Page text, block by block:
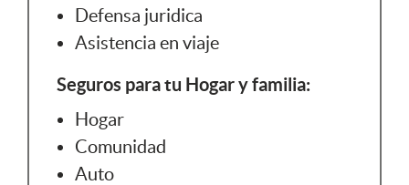
Defensa juridica
Asistencia en viaje
Seguros para tu Hogar y familia:
Hogar
Comunidad
Auto